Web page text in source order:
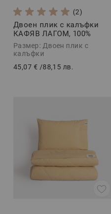
(2)
Двоен плик с калъфки
КАФЯВ ЛАГОМ, 100%
Памук Ранфорс, 3 части
Размер: Двоен плик с
калъфки
45,07 € /88,15 лв.